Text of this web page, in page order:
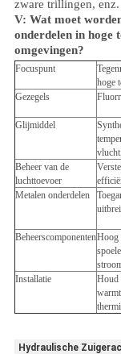
zware trillingen, enz.
V: Wat moet
onderdelen in hoge
omgevingen?
Focuspunt
hoge
Gezegels
Glijmiddel
Beheer van de
luchttoevoer
Metalen onderdelen
BeheerscomponentenHoog
Installatie
Houd
Hydraulische